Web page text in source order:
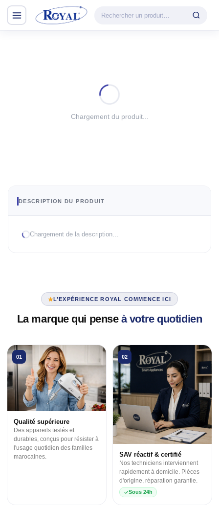
CHAUFFAGE
VENTILATION
3 en 1
Industrielle
Chargement du produit...
DESCRIPTION DU PRODUIT
Chargement de la description…
L’EXPÉRIENCE ROYAL COMMENCE ICI
La marque qui pense à votre quotidien
01
Qualité supérieure
Des appareils testés et
durables, conçus pour résister à
l'usage quotidien des familles
marocaines.
02
SAV réactif & certifié
Nos techniciens interviennent
rapidement à domicile. Pièces
d'origine, réparation garantie.
Sous 24h